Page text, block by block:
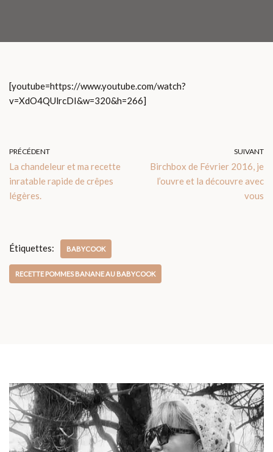
[youtube=https://www.youtube.com/watch?
v=XdO4QUlrcDI&w=320&h=266]
PRÉCÉDENT
La chandeleur et ma recette
inratable rapide de crêpes
légères.
SUIVANT
Birchbox de Février 2016, je
l’ouvre et la découvre avec
vous
Étiquettes: BABYCOOK
RECETTE POMMES BANANE AU BABYCOOK